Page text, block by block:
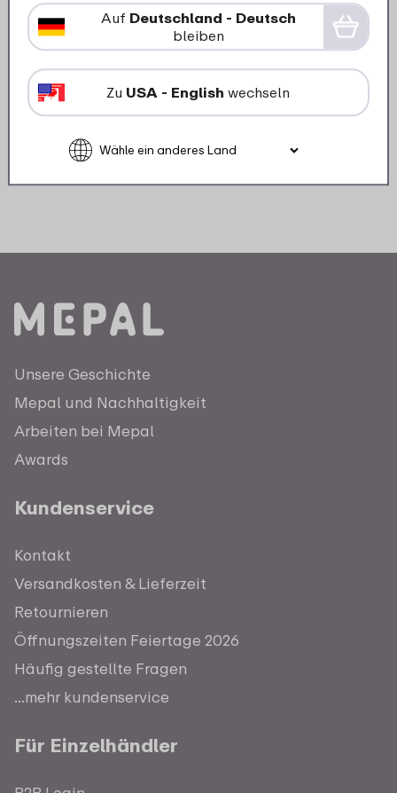
Auch in den verschiedenen Social Media Kanälen
sind wir mit vielen Anregungen, Videos und
Unsere Geschichte
Mepal und Nachhaltigkeit
Arbeiten bei Mepal
Awards
Kundenservice
Kontakt
Versandkosten & Lieferzeit
Retournieren
Öffnungszeiten Feiertage 2026
Häufig gestellte Fragen
...mehr kundenservice
Für Einzelhändler
Auf Deutschland - Deutsch
bleiben
Zu USA - English wechseln